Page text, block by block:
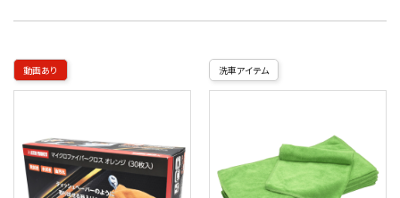
動画あり 洗車アイテム